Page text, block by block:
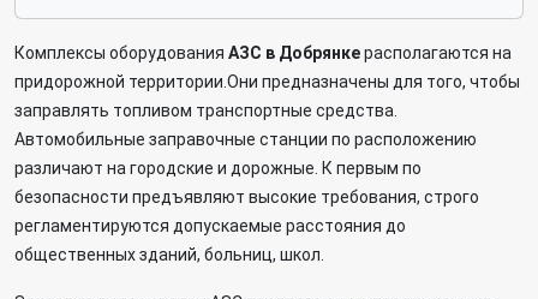
Комплексы оборудования АЗС в Добрянкерасполагаются на
придорожной территории.Они предназначены для того, чтобы
заправлять топливом транспортные средства.
Автомобильные заправочные станции по расположению
различают на городские и дорожные. К первым по
безопасности предъявляют высокие требования, строго
регламентируются допускаемые расстояния до
общественных зданий, больниц, школ.